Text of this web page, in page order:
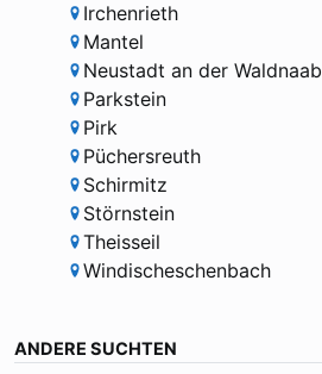
Irchenrieth
Mantel
Neustadt an der Waldnaab
Parkstein
Pirk
Püchersreuth
Schirmitz
Störnstein
Theisseil
Windischeschenbach
ANDERE SUCHTEN